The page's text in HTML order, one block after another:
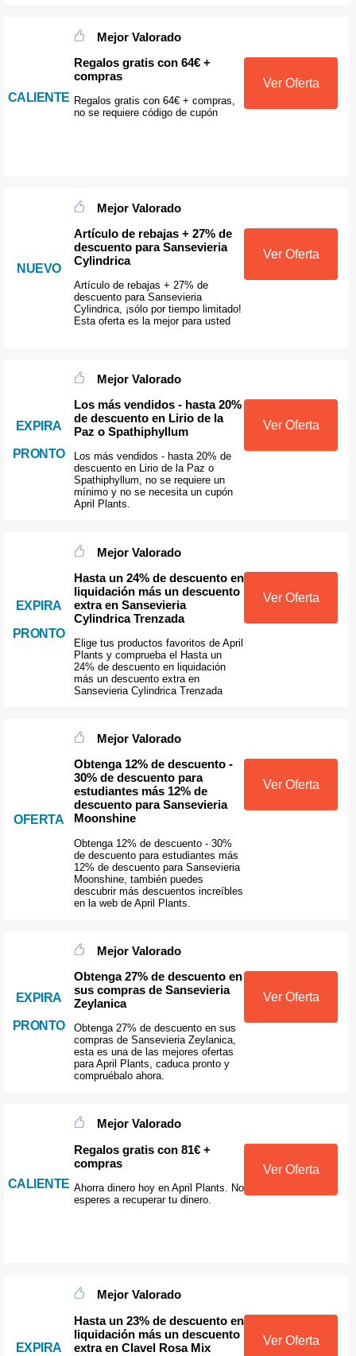
CALIENTE
Mejor Valorado
Regalos gratis con 64€ +
compras
Regalos gratis con 64€ + compras,
no se requiere código de cupón
Ver Oferta
NUEVO
Mejor Valorado
Artículo de rebajas + 27% de
descuento para Sansevieria
Cylindrica
Artículo de rebajas + 27% de
descuento para Sansevieria
Cylindrica, ¡sólo por tiempo limitado!
Esta oferta es la mejor para usted
Ver Oferta
EXPIRA
PRONTO
Mejor Valorado
Los más vendidos - hasta 20%
de descuento en Lirio de la
Paz o Spathiphyllum
Los más vendidos - hasta 20% de
descuento en Lirio de la Paz o
Spathiphyllum, no se requiere un
mínimo y no se necesita un cupón
April Plants.
Ver Oferta
EXPIRA
PRONTO
Mejor Valorado
Hasta un 24% de descuento en
liquidación más un descuento
extra en Sansevieria
Cylindrica Trenzada
Elige tus productos favoritos de April
Plants y comprueba el Hasta un
24% de descuento en liquidación
más un descuento extra en
Sansevieria Cylindrica Trenzada
Ver Oferta
OFERTA
Mejor Valorado
Obtenga 12% de descuento -
30% de descuento para
estudiantes más 12% de
descuento para Sansevieria
Moonshine
Obtenga 12% de descuento - 30%
de descuento para estudiantes más
12% de descuento para Sansevieria
Moonshine, también puedes
descubrir más descuentos increíbles
en la web de April Plants.
Ver Oferta
EXPIRA
PRONTO
Mejor Valorado
Obtenga 27% de descuento en
sus compras de Sansevieria
Zeylanica
Obtenga 27% de descuento en sus
compras de Sansevieria Zeylanica,
esta es una de las mejores ofertas
para April Plants, caduca pronto y
compruébalo ahora.
Ver Oferta
CALIENTE
Mejor Valorado
Regalos gratis con 81€ +
compras
Ahorra dinero hoy en April Plants. No
esperes a recuperar tu dinero.
Ver Oferta
EXPIRA
Mejor Valorado
Hasta un 23% de descuento en
liquidación más un descuento
extra en Clavel Rosa Mix
Ver Oferta